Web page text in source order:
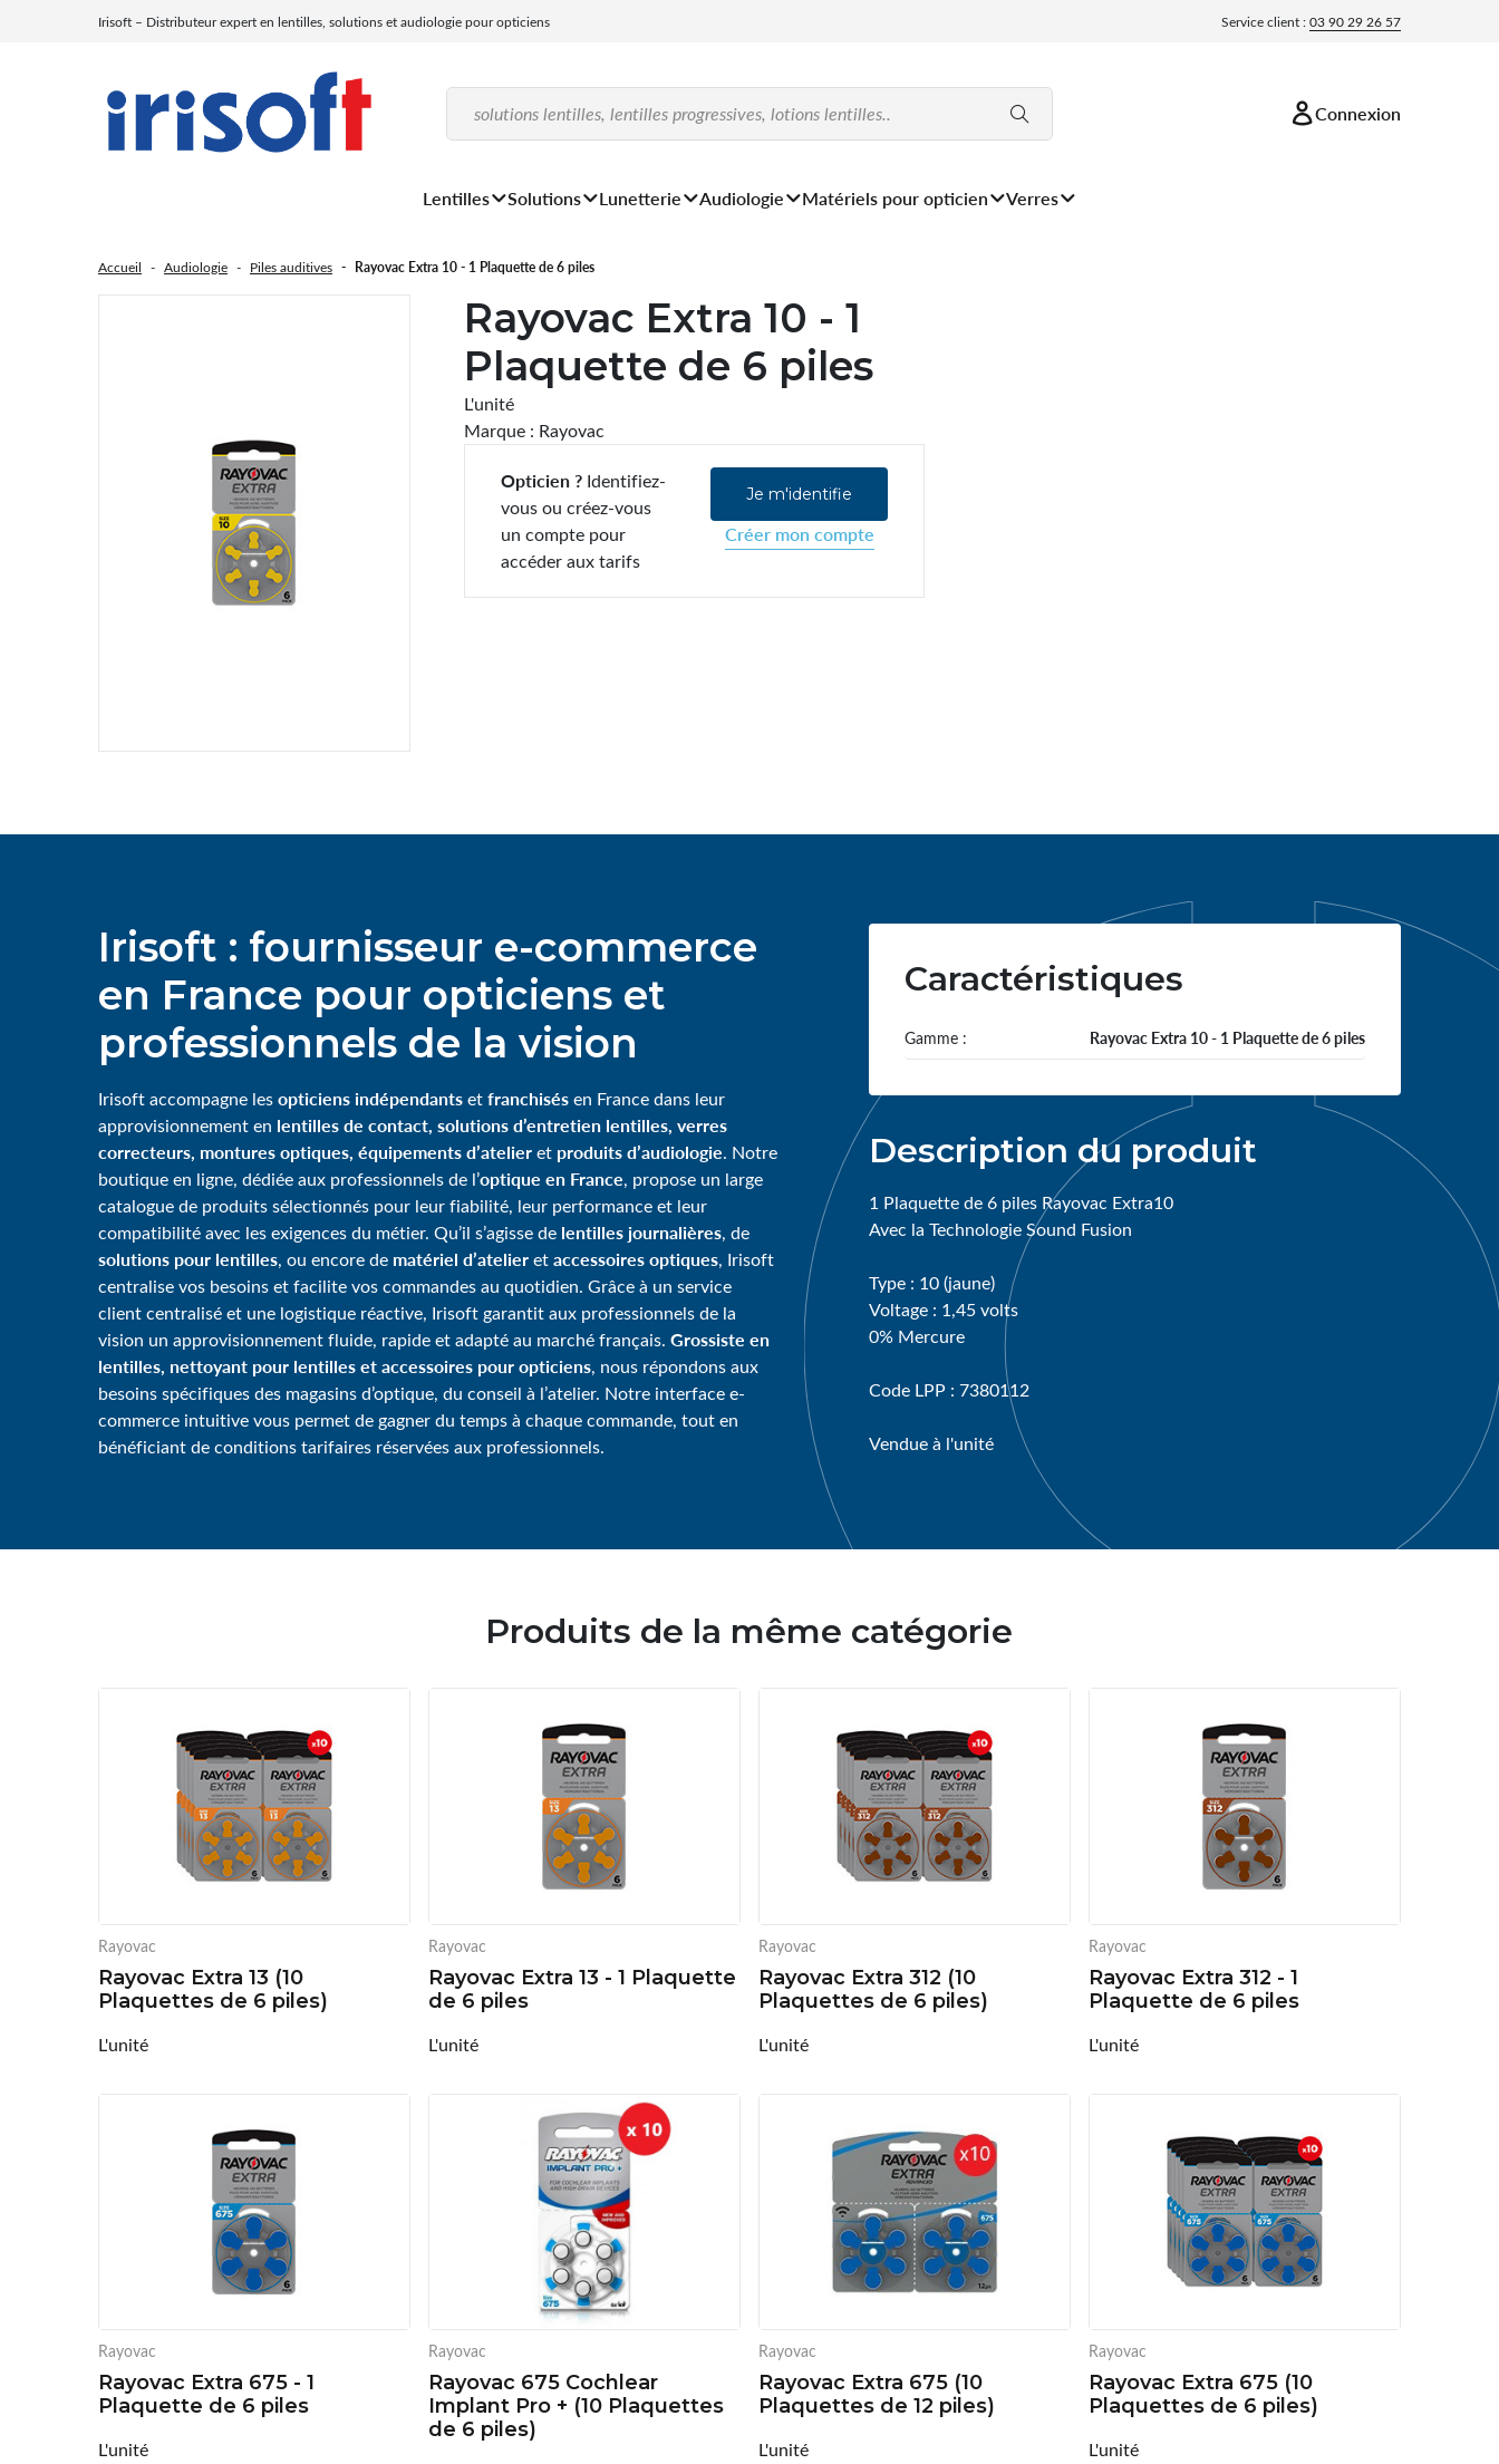
Irisoft – Distributeur expert en lentilles, solutions et audiologie pour opticiens Service client :03 90 29 26 57
Connexion
Lentilles Solutions Lunetterie Audiologie Matériels pour opticien Verres
Accueil Audiologie Piles auditives Rayovac Extra 10 - 1 Plaquette de 6 piles
Rayovac Extra 10 - 1
Plaquette de 6 piles
L'unité
Marque : Rayovac
Opticien ?Identifiez-
vous ou créez-vous
un compte pour
accéder aux tarifs
Je m'identifie
Créer mon compte
Irisoft : fournisseur e-commerce
en France pour opticiens et
professionnels de la vision
Irisoft accompagne lesopticiens indépendantsetfranchisésen France dans leur
approvisionnement en lentilles de contact, solutions d’entretien lentilles, verres
correcteurs, montures optiques, équipements d’atelieret produits d’audiologie. Notre
boutique en ligne, dédiée aux professionnels de l’optique en France, propose un large
catalogue de produits sélectionnés pour leur fiabilité, leur performance et leur
compatibilité avec les exigences du métier. Qu’il s’agisse de lentilles journalières, de
solutions pour lentilles, ou encore de matériel d’atelieretaccessoires optiques, Irisoft
centralise vos besoins et facilite vos commandes au quotidien. Grâce à un service
client centralisé et une logistique réactive, Irisoft garantit aux professionnels de la
vision un approvisionnement fluide, rapide et adapté au marché français. Grossiste en
lentilles, nettoyant pour lentilles et accessoires pour opticiens, nous répondons aux
besoins spécifiques des magasins d’optique, du conseil à l’atelier. Notre interface e-
commerce intuitive vous permet de gagner du temps à chaque commande, tout en
bénéficiant de conditions tarifaires réservées aux professionnels.
Caractéristiques
Gamme : Rayovac Extra 10 - 1 Plaquette de 6 piles
Description du produit
1 Plaquette de 6 piles Rayovac Extra10
Avec la Technologie Sound Fusion
Type : 10 (jaune)
Voltage : 1,45 volts
0% Mercure
Code LPP : 7380112
Vendue à l'unité
Produits de la même catégorie
Rayovac
Rayovac Extra 13 (10
Plaquettes de 6 piles)
L'unité
Rayovac
Rayovac Extra 13 - 1 Plaquette
de 6 piles
L'unité
Rayovac
Rayovac Extra 312 (10
Plaquettes de 6 piles)
L'unité
Rayovac
Rayovac Extra 312 - 1
Plaquette de 6 piles
L'unité
Rayovac
Rayovac Extra 675 - 1
Plaquette de 6 piles
L'unité
Rayovac
Rayovac 675 Cochlear
Implant Pro + (10 Plaquettes
de 6 piles)
Rayovac
Rayovac Extra 675 (10
Plaquettes de 12 piles)
L'unité
Rayovac
Rayovac Extra 675 (10
Plaquettes de 6 piles)
L'unité